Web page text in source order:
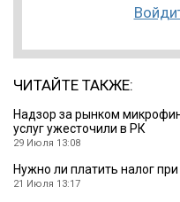
ЧИТАЙТЕ ТАКЖЕ:
Надзор за рынком
услуг ужесточили в РК
29 Июля 13:08
Нужно ли платить налог
21 Июля 13:17